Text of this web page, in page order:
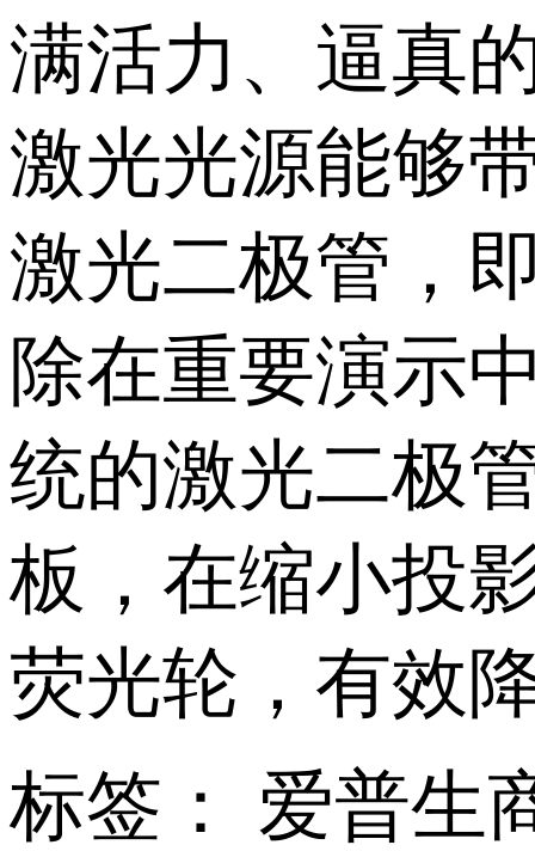
满活力、逼真
激光光源能够
激光二极管，
除在重要演示
统的激光二极
板，在缩小投
荧光轮，有效
标签： 爱普生